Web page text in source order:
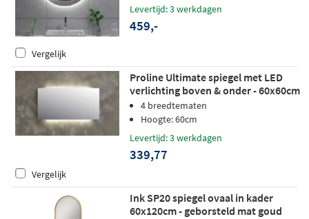
Levertijd: 3 werkdagen
459,-
Vergelijk
Proline Ultimate spiegel met LED
verlichting boven & onder - 60x60cm
4 breedtematen
Hoogte: 60cm
Levertijd: 3 werkdagen
339,77
Vergelijk
Ink SP20 spiegel ovaal in kader
60x120cm - geborsteld mat goud